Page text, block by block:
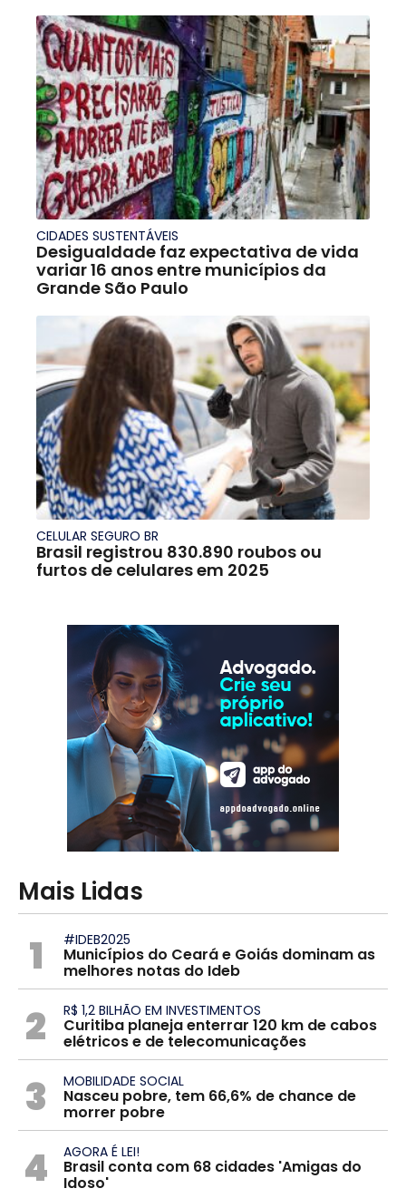
CIDADES SUSTENTÁVEIS
Desigualdade faz expectativa de vida
variar 16 anos entre municípios da
Grande São Paulo
CELULAR SEGURO BR
Brasil registrou 830.890 roubos ou
furtos de celulares em 2025
Mais Lidas
1 #IDEB2025
Municípios do Ceará e Goiás dominam as
melhores notas do Ideb
2 R$ 1,2 BILHÃO EM INVESTIMENTOS
Curitiba planeja enterrar 120 km de cabos
elétricos e de telecomunicações
3 MOBILIDADE SOCIAL
Nasceu pobre, tem 66,6% de chance de
morrer pobre
4 AGORA É LEI!
Brasil conta com 68 cidades 'Amigas do
Idoso'